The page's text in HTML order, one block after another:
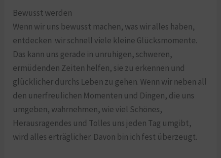
Bewusst werden
Wenn wir uns bewusst machen, was wir alles haben,
entdecken wir schnell viele kleine Glücksmomente.
Das kann uns gerade in unruhigen, schweren,
ermüdenden Zeiten helfen, sie zu erkennen und
glücklicher durchs Leben zu gehen. Wenn wir neben all
den unerfreulichen Momenten und Dingen, die uns
umgeben, wahrnehmen, wie viel Schönes,
Herausragendes und Tolles uns jeden Tag umgibt,
wird alles erträglicher. Davon bin ich fest überzeugt.